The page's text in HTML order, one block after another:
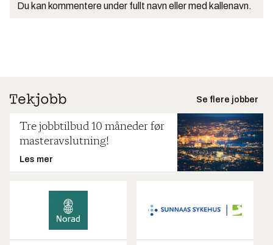
Du kan kommentere under fullt navn eller med kallenavn.
Se flere jobber
Tre jobbtilbud 10 måneder før
masteravslutning!
Les mer